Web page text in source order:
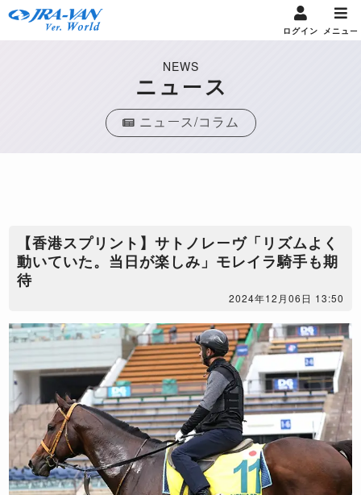
ログイン メニュー
NEWS
ニュース
ニュース/コラム
【香港スプリント】サトノレーヴ「リズムよく
動いていた。当日が楽しみ」モレイラ騎手も期
待
2024年12月06日 13:50